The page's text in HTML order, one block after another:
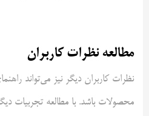
مطالعه نظرات کاربران
نظرات کاربران دیگر نیز می‌تواند
محصولات باشد. با مطالعه تجربیات